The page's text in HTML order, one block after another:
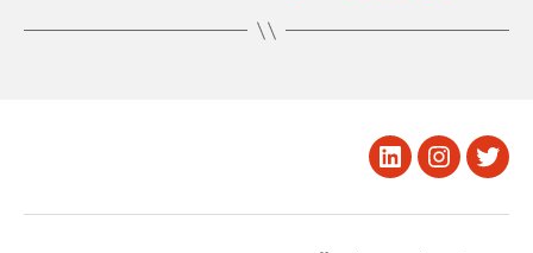
تويتر Instagram
LinkedIn